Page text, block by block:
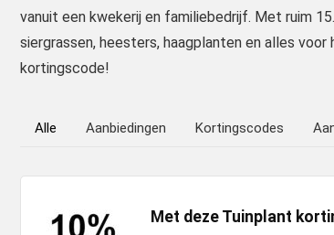
vanuit een kwekerij en familiebedrijf. Met ruim
siergrassen, heesters, haagplanten en alles
kortingscode!
Alle Aanbiedingen Kortingscodes
Met deze Tuinplant